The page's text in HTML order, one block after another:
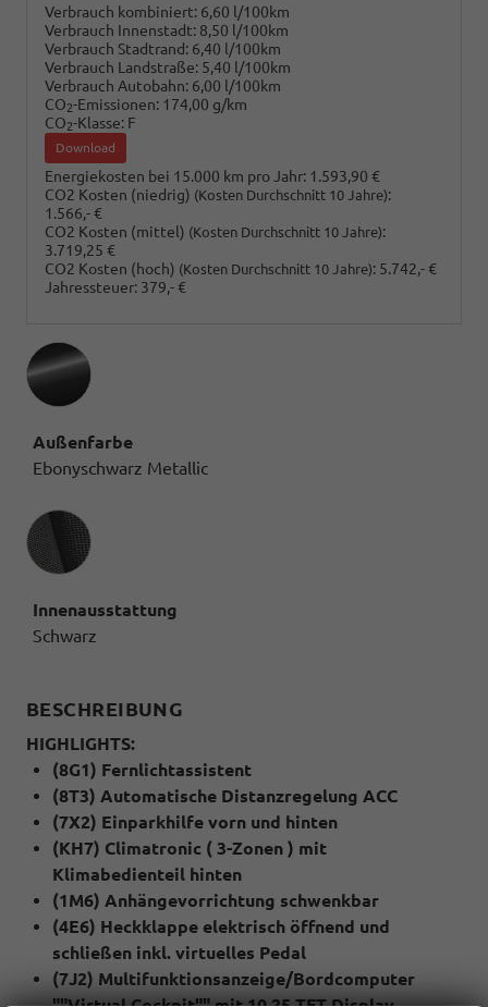
Verbrauch kombiniert: 6,60 l/100km
Verbrauch Innenstadt: 8,50 l/100km
Verbrauch Stadtrand: 6,40 l/100km
Verbrauch Landstraße: 5,40 l/100km
Verbrauch Autobahn: 6,00 l/100km
CO2-Emissionen: 174,00 g/km
CO2-Klasse: F
Download
Energiekosten bei 15.000 km pro Jahr: 1.593,90 €
CO2 Kosten (niedrig) (Kosten Durchschnitt 10 Jahre):
1.566,- €
CO2 Kosten (mittel) (Kosten Durchschnitt 10 Jahre):
3.719,25 €
CO2 Kosten (hoch) (Kosten Durchschnitt 10 Jahre): 5.742,- €
Jahressteuer: 379,- €
Außenfarbe
Ebonyschwarz Metallic
Innenausstattung
Innenausstattung
Schwarz
BESCHREIBUNG
HIGHLIGHTS:
(8G1) Fernlichtassistent
(8T3) Automatische Distanzregelung ACC
(7X2) Einparkhilfe vorn und hinten
(KH7) Climatronic ( 3-Zonen ) mit
Klimabedienteil hinten
(1M6) Anhängevorrichtung schwenkbar
(4E6) Heckklappe elektrisch öffnend und
schließen inkl. virtuelles Pedal
(7J2) Multifunktionsanzeige/Bordcomputer